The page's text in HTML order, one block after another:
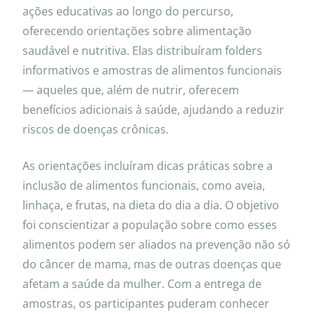
ações educativas ao longo do percurso,
oferecendo orientações sobre alimentação
saudável e nutritiva. Elas distribuíram folders
informativos e amostras de alimentos funcionais
— aqueles que, além de nutrir, oferecem
benefícios adicionais à saúde, ajudando a reduzir
riscos de doenças crônicas.
As orientações incluíram dicas práticas sobre a
inclusão de alimentos funcionais, como aveia,
linhaça, e frutas, na dieta do dia a dia. O objetivo
foi conscientizar a população sobre como esses
alimentos podem ser aliados na prevenção não só
do câncer de mama, mas de outras doenças que
afetam a saúde da mulher. Com a entrega de
amostras, os participantes puderam conhecer